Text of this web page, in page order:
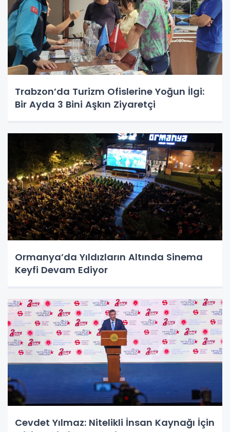
Trabzon’da Turizm Ofislerine Yoğun İlgi:
Bir Ayda 3 Bini Aşkın Ziyaretçi
Ormanya’da Yıldızların Altında Sinema
Keyfi Devam Ediyor
Cevdet Yılmaz: Nitelikli İnsan Kaynağı İçin